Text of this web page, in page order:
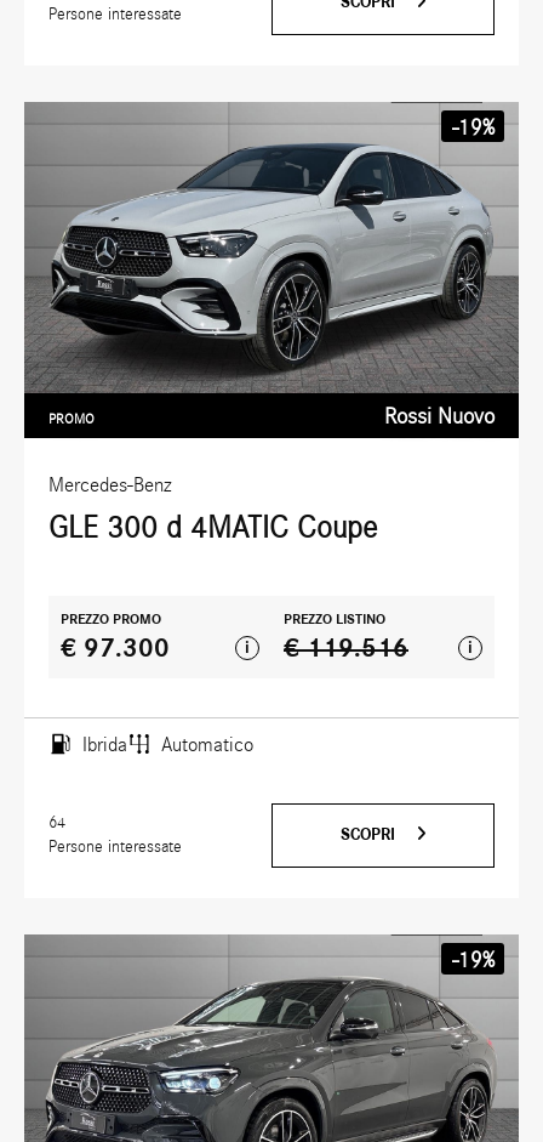
Persone interessate
Mercedes-Benz
GLE 300 d 4MATIC Coupe
PROMO Rossi Nuovo
-19%
PREZZO PROMO
€ 97.300 i
PREZZO LISTINO
€ 119.516 i
Ibrida Automatico
64
Persone interessate
SCOPRI
-19%